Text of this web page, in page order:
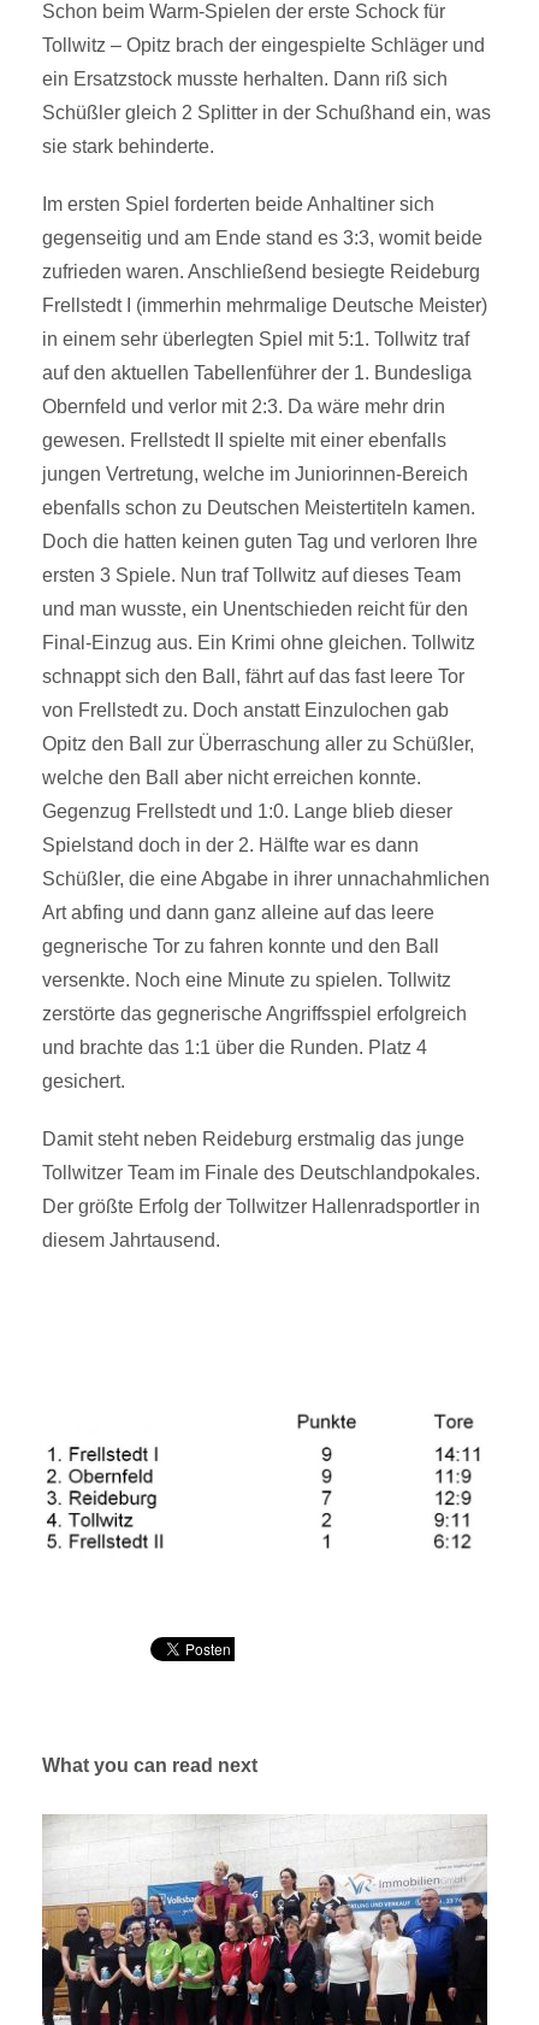
Schon beim Warm-Spielen der erste Schock für
Tollwitz – Opitz brach der eingespielte Schläger und
ein Ersatzstock musste herhalten. Dann riß sich
Schüßler gleich 2 Splitter in der Schußhand ein, was
sie stark behinderte.
Im ersten Spiel forderten beide Anhaltiner sich
gegenseitig und am Ende stand es 3:3, womit beide
zufrieden waren. Anschließend besiegte Reideburg
Frellstedt I (immerhin mehrmalige Deutsche Meister)
in einem sehr überlegten Spiel mit 5:1. Tollwitz traf
auf den aktuellen Tabellenführer der 1. Bundesliga
Obernfeld und verlor mit 2:3. Da wäre mehr drin
gewesen. Frellstedt II spielte mit einer ebenfalls
jungen Vertretung, welche im Juniorinnen-Bereich
ebenfalls schon zu Deutschen Meistertiteln kamen.
Doch die hatten keinen guten Tag und verloren Ihre
ersten 3 Spiele. Nun traf Tollwitz auf dieses Team
und man wusste, ein Unentschieden reicht für den
Final-Einzug aus. Ein Krimi ohne gleichen. Tollwitz
schnappt sich den Ball, fährt auf das fast leere Tor
von Frellstedt zu. Doch anstatt Einzulochen gab
Opitz den Ball zur Überraschung aller zu Schüßler,
welche den Ball aber nicht erreichen konnte.
Gegenzug Frellstedt und 1:0. Lange blieb dieser
Spielstand doch in der 2. Hälfte war es dann
Schüßler, die eine Abgabe in ihrer unnachahmlichen
Art abfing und dann ganz alleine auf das leere
gegnerische Tor zu fahren konnte und den Ball
versenkte. Noch eine Minute zu spielen. Tollwitz
zerstörte das gegnerische Angriffsspiel erfolgreich
und brachte das 1:1 über die Runden. Platz 4
gesichert.
Damit steht neben Reideburg erstmalig das junge
Tollwitzer Team im Finale des Deutschlandpokales.
Der größte Erfolg der Tollwitzer Hallenradsportler in
diesem Jahrtausend.
What you can read next